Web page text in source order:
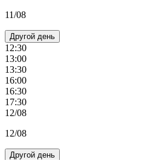
11/08
Другой день
12:30
13:00
13:30
16:00
16:30
17:30
12/08
12/08
Другой день